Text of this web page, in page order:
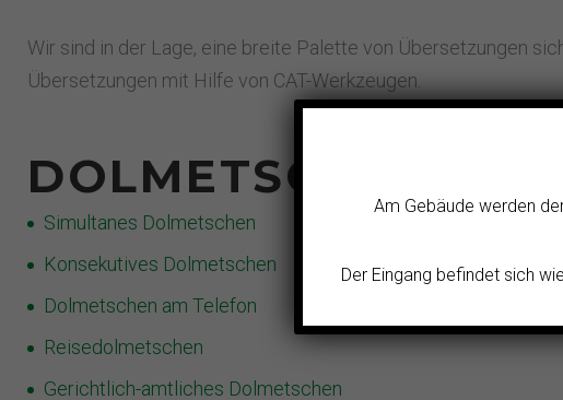
Wir sind in der Lage, eine breite Palette von Übersetzungen
Übersetzungen mit Hilfe von CAT-Werkzeugen.
DOLMETSCHARTEN:
Simultanes Dolmetschen
Konsekutives Dolmetschen
Dolmetschen am Telefon
Reisedolmetschen
Gerichtlich-amtliches Dolmetschen
Am Gebäude werden
Der Eingang befindet sich